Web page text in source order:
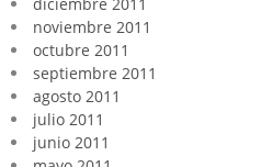
diciembre 2011
noviembre 2011
octubre 2011
septiembre 2011
agosto 2011
julio 2011
junio 2011